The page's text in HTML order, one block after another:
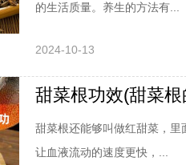
的生活质量。养生的方法有...
2024-10-13
甜菜根功效(甜菜
甜菜根还能够叫做红甜菜，
让血液流动的速度更快，...